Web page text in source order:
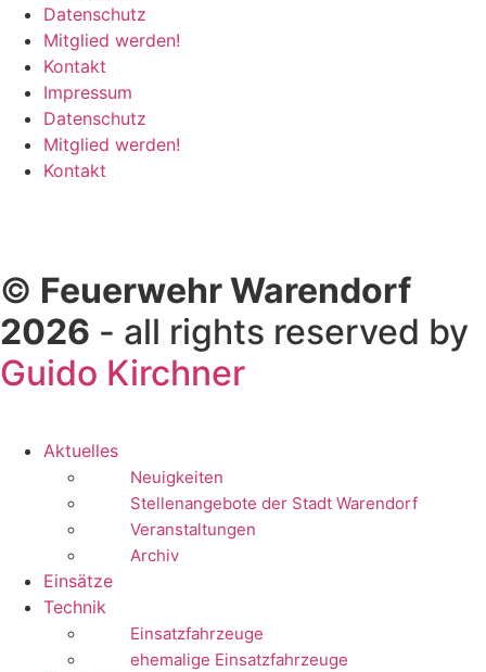
Datenschutz
Mitglied werden!
Kontakt
Impressum
Datenschutz
Mitglied werden!
Kontakt
© Feuerwehr Warendorf
2026 - all rights reserved by
Guido Kirchner
Aktuelles
Neuigkeiten
Stellenangebote der Stadt Warendorf
Veranstaltungen
Archiv
Einsätze
Technik
Einsatzfahrzeuge
ehemalige Einsatzfahrzeuge